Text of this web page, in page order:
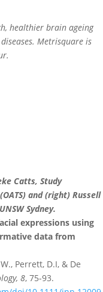
healthier brain ageing
Metrisquare is
Catts, Study
and (right) Russell
Sydney.
expressions using
data from
Perrett, D.I, & De
8, 75-93.